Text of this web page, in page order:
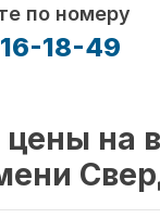
по номеру
18-49
на